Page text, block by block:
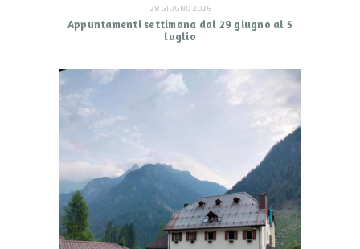
28 GIUGNO 2026
Appuntamenti settimana dal 29 giugno al 5
luglio